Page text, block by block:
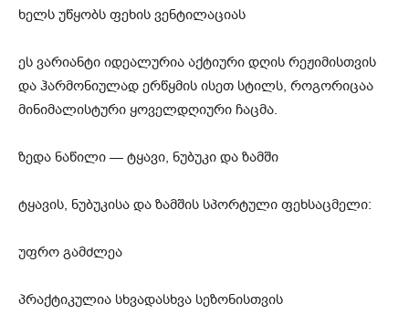
ხელს უწყობს ფეხის ვენტილაციას
ეს ვარიანტი იდეალურია აქტიური დღის რეჟიმისთვის
და ჰარმონიულად ერწყმის ისეთ სტილს, როგორიცაა
მინიმალისტური ყოველდღიური ჩაცმა.
ზედა ნაწილი — ტყავი, ნუბუკი და ზამში
ტყავის, ნუბუკისა და ზამშის სპორტული ფეხსაცმელი:
უფრო გამძლეა
პრაქტიკულია სხვადასხვა სეზონისთვის